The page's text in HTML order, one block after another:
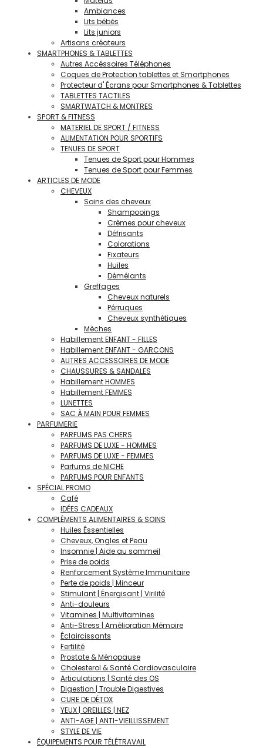
Ambiances
Lits bébés
Lits juniors
Artisans créateurs
SMARTPHONES & TABLETTES
Autres Accéssoires Téléphones
Coques de Protection tablettes et Smartphones
Protecteur d' Écrans pour Smartphones & Tablettes
TABLETTES TACTILES
SMARTWATCH & MONTRES
SPORT & FITNESS
MATERIEL DE SPORT / FITNESS
ALIMENTATION POUR SPORTIFS
TENUES DE SPORT
Tenues de Sport pour Hommes
Tenues de Sport pour Femmes
ARTICLES DE MODE
CHEVEUX
Soins des cheveux
Shampooings
Crèmes pour cheveux
Défrisants
Colorations
Fixateurs
Huiles
Démélants
Greffages
Cheveux naturels
Pérruques
Cheveux synthétiques
Mèches
Habillement ENFANT - FILLES
Habillement ENFANT - GARCONS
AUTRES ACCESSOIRES DE MODE
CHAUSSURES & SANDALES
Habillement HOMMES
Habillement FEMMES
LUNETTES
SAC À MAIN POUR FEMMES
PARFUMERIE
PARFUMS PAS CHERS
PARFUMS DE LUXE - HOMMES
PARFUMS DE LUXE - FEMMES
Parfums de NICHE
PARFUMS POUR ENFANTS
SPÉCIAL PROMO
Café
IDÉES CADEAUX
COMPLÉMENTS ALIMENTAIRES & SOINS
Huiles Éssentielles
Cheveux, Ongles et Peau
Insomnie | Aide au sommeil
Prise de poids
Renforcement Système Immunitaire
Perte de poids | Minceur
Stimulant | Énergisant | Virilité
Anti-douleurs
Vitamines | Multivitamines
Anti-Stress | Amélioration Mémoire
Éclaircissants
Fertilité
Prostate & Ménopause
Cholesterol & Santé Cardiovasculaire
Articulations | Santé des OS
Digestion | Trouble Digestives
CURE DE DÉTOX
YEUX | OREILLES | NEZ
ANTI-AGE | ANTI-VIEILLISSEMENT
STYLE DE VIE
ÉQUIPEMENTS POUR TÉLÉTRAVAIL